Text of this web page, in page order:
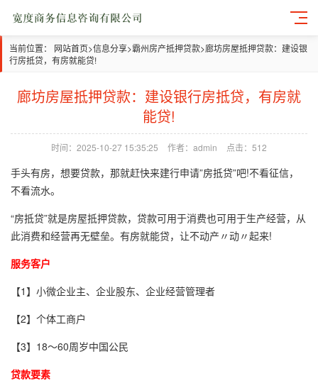
当前位置： 网站首页>信息分享>霸州房产抵押贷款>廊坊房屋抵押贷款：建设银
行房抵贷，有房就能贷!
廊坊房屋抵押贷款：建设银行房抵贷，有房就
能贷!
时间：2025-10-27 15:35:25 作者：admin 点击：512
手头有房，想要贷款，那就赶快来建行申请”房抵贷”吧!不看征信，
不看流水。
“房抵贷”就是房屋抵押贷款，贷款可用于消费也可用于生产经营，从
此消费和经营再无壁垒。有房就能贷，让不动产〃动〃起来!
服务客户
【1】小微企业主、企业股东、企业经营管理者
【2】个体工商户
【3】18～60周岁中国公民
贷款要素